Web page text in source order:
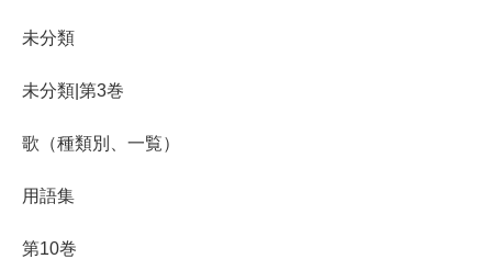
未分類
未分類|第3巻
歌（種類別、一覧）
用語集
第10巻